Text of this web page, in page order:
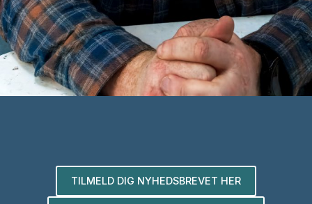
TILMELD DIG NYHEDSBREVET HER